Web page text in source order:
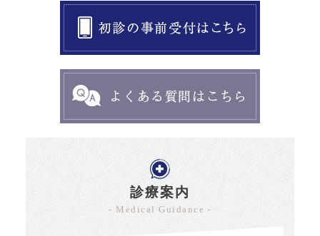
診療案内
- Medical Guidance -